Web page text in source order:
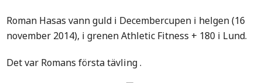
Roman Hasas vann guld i Decembercupen i helgen (16
november 2014), i grenen Athletic Fitness + 180 i Lund.
Det var Romans första tävling .